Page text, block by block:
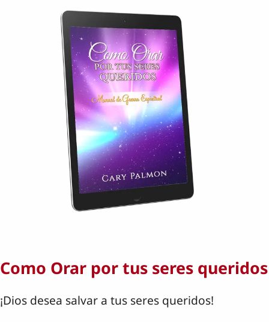
Como Orar por tus seres queridos
¡Dios desea salvar a tus seres queridos!